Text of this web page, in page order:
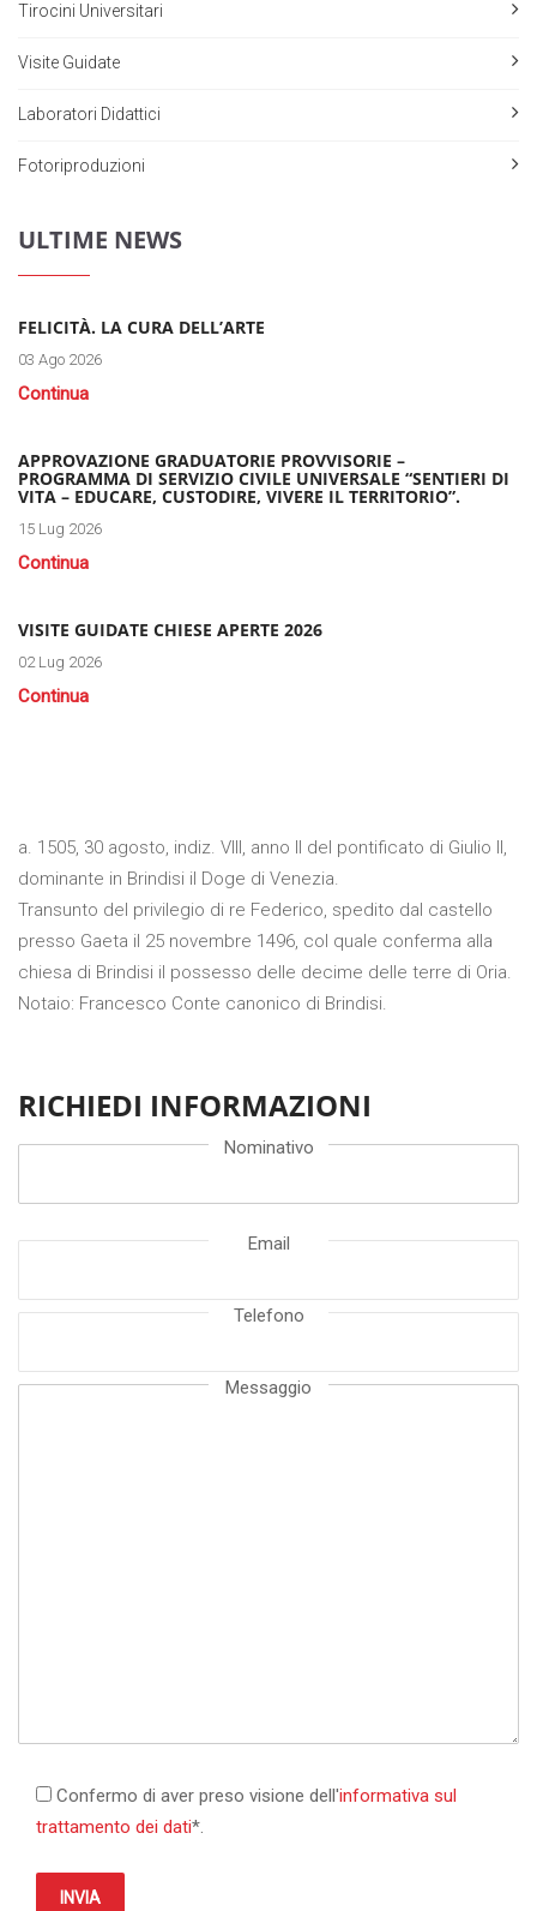
Tirocini Universitari
Visite Guidate
Laboratori Didattici
Fotoriproduzioni
ULTIME NEWS
FELICITÀ. LA CURA DELL’ARTE
03 Ago 2026
Continua
APPROVAZIONE GRADUATORIE PROVVISORIE –
PROGRAMMA DI SERVIZIO CIVILE UNIVERSALE “SENTIERI DI
VITA – EDUCARE, CUSTODIRE, VIVERE IL TERRITORIO”.
15 Lug 2026
Continua
VISITE GUIDATE CHIESE APERTE 2026
02 Lug 2026
Continua
a. 1505, 30 agosto, indiz. VIII, anno II del pontificato di Giulio II,
dominante in Brindisi il Doge di Venezia.
Transunto del privilegio di re Federico, spedito dal castello
presso Gaeta il 25 novembre 1496, col quale conferma alla
chiesa di Brindisi il possesso delle decime delle terre di Oria.
Notaio: Francesco Conte canonico di Brindisi.
RICHIEDI INFORMAZIONI
Nominativo
Email
Telefono
Messaggio
Confermo di aver preso visione dell'informativa sul
trattamento dei dati*.
INVIA